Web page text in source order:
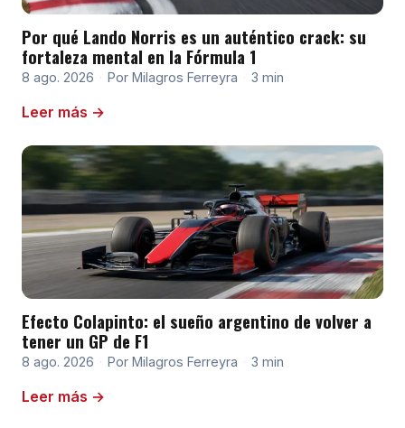
Por qué Lando Norris es un auténtico crack: su
fortaleza mental en la Fórmula 1
8 ago. 2026 · Por Milagros Ferreyra · 3 min
Leer más →
Efecto Colapinto: el sueño argentino de volver a
tener un GP de F1
8 ago. 2026 · Por Milagros Ferreyra · 3 min
Leer más →